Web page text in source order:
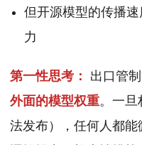
但开源模型的传播
力
第一性思考： 出口管
外面的模型权重。一旦
法发布），任何人都